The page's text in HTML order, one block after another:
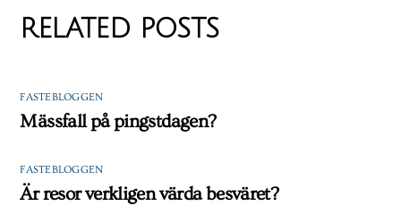
RELATED POSTS
FASTEBLOGGEN
Mässfall på pingstdagen?
FASTEBLOGGEN
Är resor verkligen värda besväret?